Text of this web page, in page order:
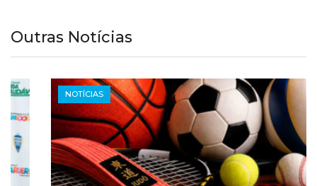
Outras Notícias
NOTÍCIAS